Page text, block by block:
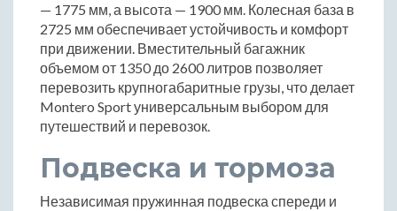
— 1775 мм, а высота — 1900 мм. Колесная база в
2725 мм обеспечивает устойчивость и комфорт
при движении. Вместительный багажник
объемом от 1350 до 2600 литров позволяет
перевозить крупногабаритные грузы, что делает
Montero Sport универсальным выбором для
путешествий и перевозок.
Подвеска и тормоза
Независимая пружинная подвеска спереди и